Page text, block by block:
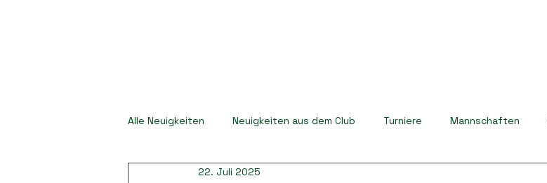
Alle Neuigkeiten Neuigkeiten aus dem Club Turniere Mannschaften
22. Juli 2025